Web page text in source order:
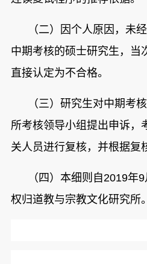
（二）因个人原因，未
中期考核的硕士研究生，当
直接认定为不合格。
（三）研究生对中期考
所考核领导小组提出申诉，
关人员进行复核，并根据复
（四）本细则自2019年
权归道教与宗教文化研究所。